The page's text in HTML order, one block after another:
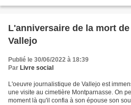
L'anniversaire de la mort
Vallejo
Publié le 30/06/2022 à 18:39
Par Livre social
L'oeuvre journalistique de Vallejo est
une visite au cimetière Montparnasse. On
moment là qu'il confia à son épouse son